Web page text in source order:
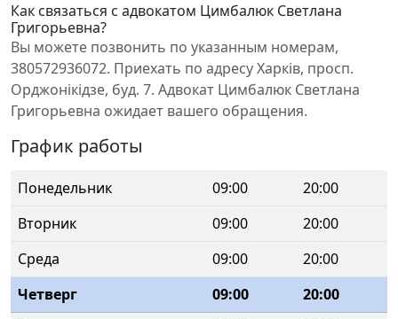
Как связаться с адвокатом Цимбалюк Светлана
Григорьевна?
Вы можете позвонить по указанным номерам,
380572936072. Приехать по адресу Харків, просп.
Орджонікідзе, буд. 7. Адвокат Цимбалюк Светлана
Григорьевна ожидает вашего обращения.
График работы
Понедельник 09:00
20:00
Вторник
09:00
20:00
Среда
09:00
20:00
Четверг
09:00
20:00